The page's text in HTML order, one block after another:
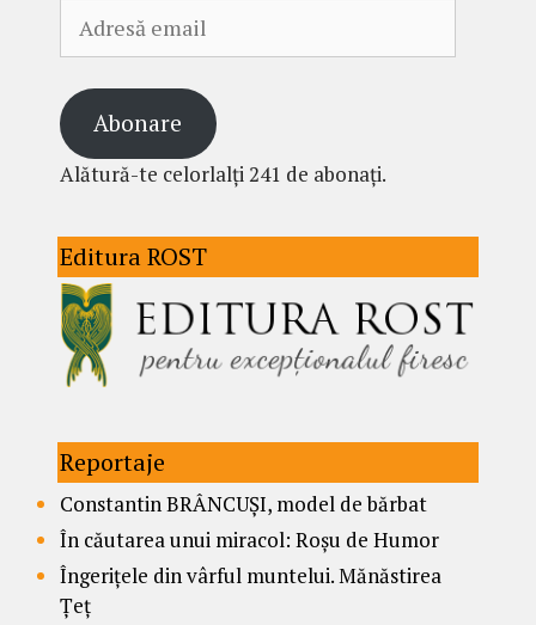
email
Abonare
Alătură-te celorlalți 241 de abonați.
Editura ROST
Reportaje
Constantin BRÂNCUȘI, model de bărbat
În căutarea unui miracol: Roșu de Humor
Îngerițele din vârful muntelui. Mănăstirea
Țeț